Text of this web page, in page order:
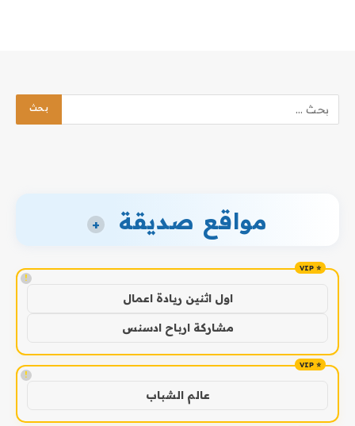
مواقع صديقة +
!
اول اثنين ريادة اعمال
مشاركة ارباح ادسنس
!
عالم الشباب